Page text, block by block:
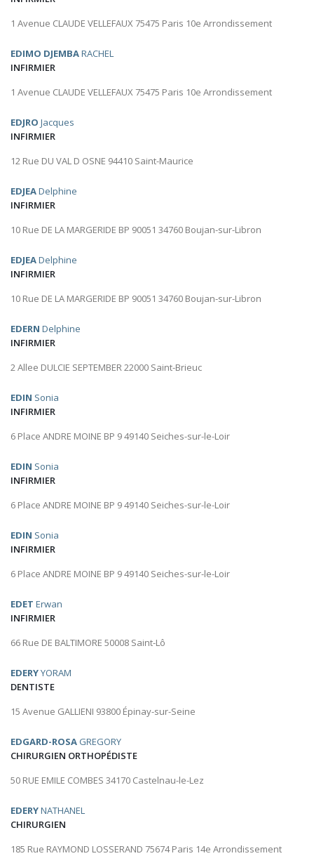
1 Avenue CLAUDE VELLEFAUX 75475 Paris 10e Arrondissement
EDIMO DJEMBARACHEL
INFIRMIER
1 Avenue CLAUDE VELLEFAUX 75475 Paris 10e Arrondissement
EDJRO Jacques
INFIRMIER
12 Rue DU VAL D OSNE 94410 Saint-Maurice
EDJEADelphine
INFIRMIER
10 Rue DE LA MARGERIDE BP 90051 34760 Boujan-sur-Libron
EDJEADelphine
INFIRMIER
10 Rue DE LA MARGERIDE BP 90051 34760 Boujan-sur-Libron
EDERN Delphine
INFIRMIER
2 Allee DULCIE SEPTEMBER 22000 Saint-Brieuc
EDIN Sonia
INFIRMIER
6 Place ANDRE MOINE BP 9 49140 Seiches-sur-le-Loir
EDIN Sonia
INFIRMIER
6 Place ANDRE MOINE BP 9 49140 Seiches-sur-le-Loir
EDIN Sonia
INFIRMIER
6 Place ANDRE MOINE BP 9 49140 Seiches-sur-le-Loir
EDET Erwan
INFIRMIER
66 Rue DE BALTIMORE 50008 Saint-Lô
EDERYYORAM
DENTISTE
15 Avenue GALLIENI 93800 Épinay-sur-Seine
EDGARD-ROSA GREGORY
CHIRURGIEN ORTHOPÉDISTE
50 RUE EMILE COMBES 34170 Castelnau-le-Lez
EDERYNATHANEL
CHIRURGIEN
185 Rue RAYMOND LOSSERAND 75674 Paris 14e Arrondissement